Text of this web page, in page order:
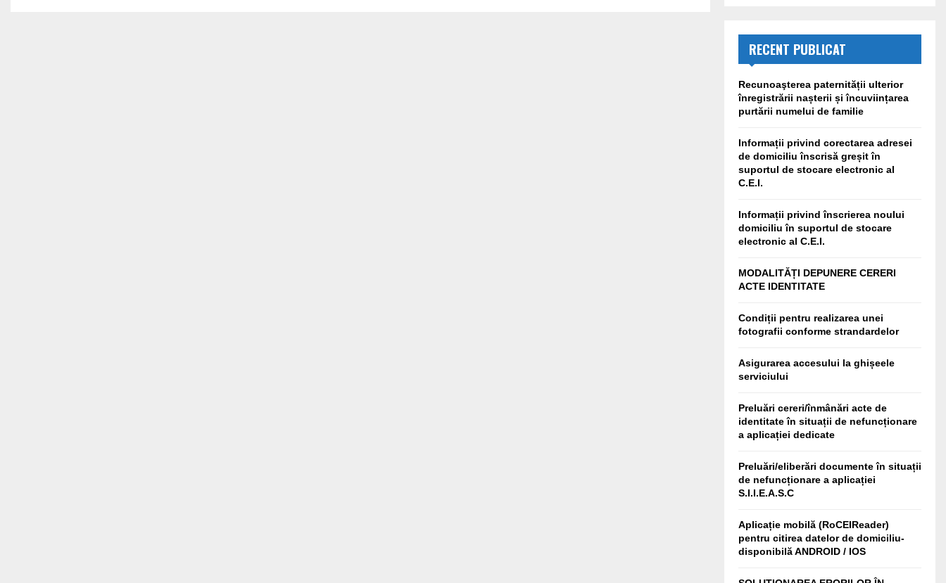
RECENT PUBLICAT
Recunoaşterea paternității ulterior
înregistrării nașterii și încuviințarea
purtării numelui de familie
Informații privind corectarea adresei
de domiciliu înscrisă greșit în
suportul de stocare electronic al
C.E.I.
Informații privind înscrierea noului
domiciliu în suportul de stocare
electronic al C.E.I.
MODALITĂȚI DEPUNERE CERERI
ACTE IDENTITATE
Condiții pentru realizarea unei
fotografii conforme strandardelor
Asigurarea accesului la ghișeele
serviciului
Preluări cereri/înmânări acte de
identitate în situații de nefuncționare
a aplicației dedicate
Preluări/eliberări documente în situații
de nefuncționare a aplicației
S.I.I.E.A.S.C
Aplicație mobilă (RoCEIReader)
pentru citirea datelor de domiciliu-
disponibilă ANDROID / IOS